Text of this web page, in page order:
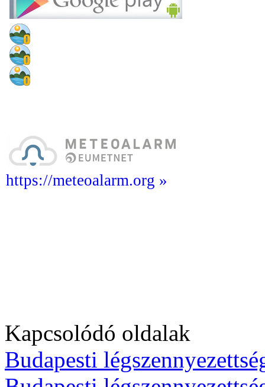
https://meteoalarm.org »
Kapcsolódó oldalak
Budapesti